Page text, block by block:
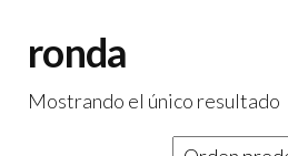
ronda
Mostrando el único resultado